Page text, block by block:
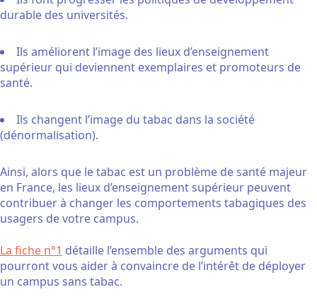
durable des universités.
Ils améliorent l’image des lieux d’enseignement
supérieur qui deviennent exemplaires et promoteurs de
santé.
Ils changent l’image du tabac dans la société
(dénormalisation).
Ainsi, alors que le tabac est un problème de santé majeur
en France, les lieux d’enseignement supérieur peuvent
contribuer à changer les comportements tabagiques des
usagers de votre campus.
La fiche n°1 détaille l’ensemble des arguments qui
pourront vous aider à convaincre de l’intérêt de déployer
un campus sans tabac.